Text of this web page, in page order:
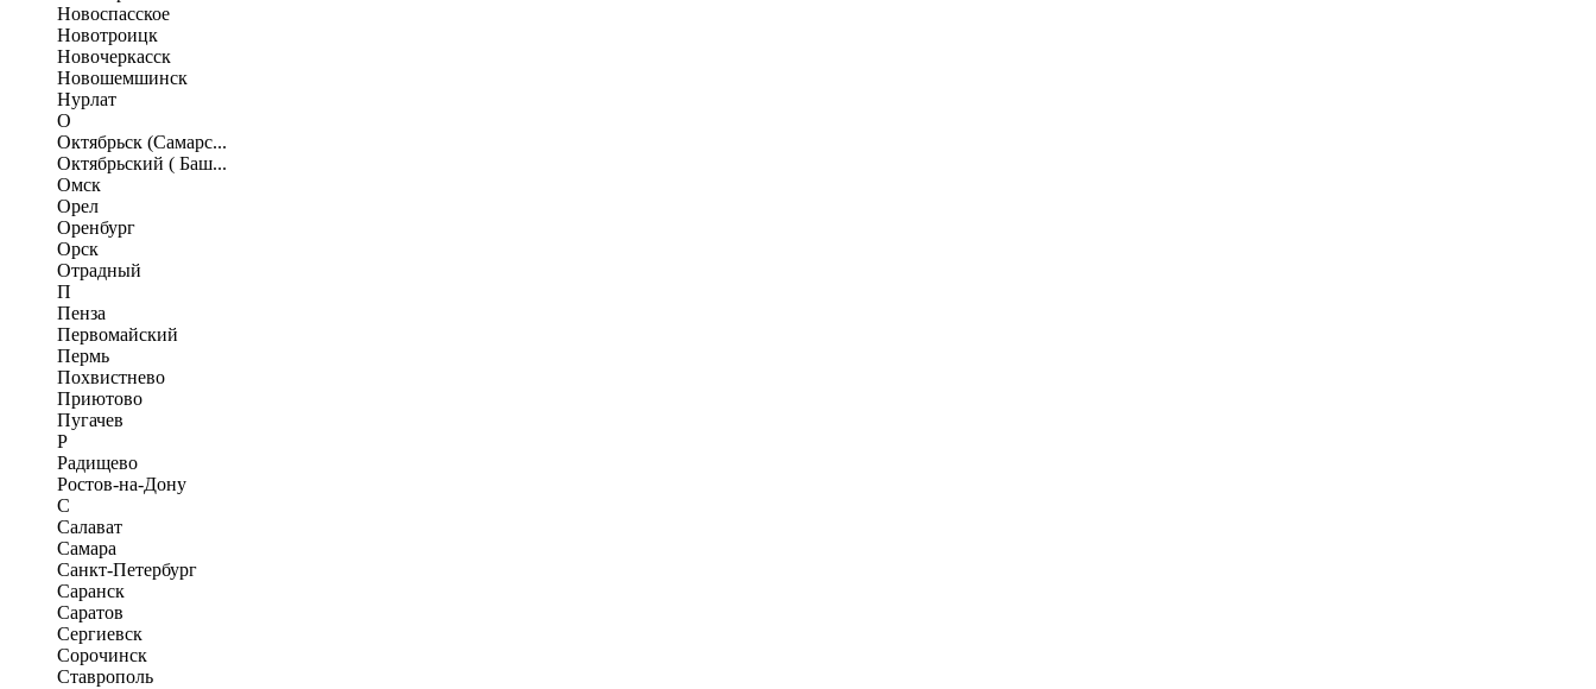
Новоспасское
Новотроицк
Новочеркасск
Новошемшинск
Нурлат
О
Октябрьск (Самарс...
Октябрьский ( Баш...
Омск
Орел
Оренбург
Орск
Отрадный
П
Пенза
Первомайский
Пермь
Похвистнево
Приютово
Пугачев
Р
Радищево
Ростов-на-Дону
С
Салават
Самара
Санкт-Петербург
Саранск
Саратов
Сергиевск
Сорочинск
Ставрополь